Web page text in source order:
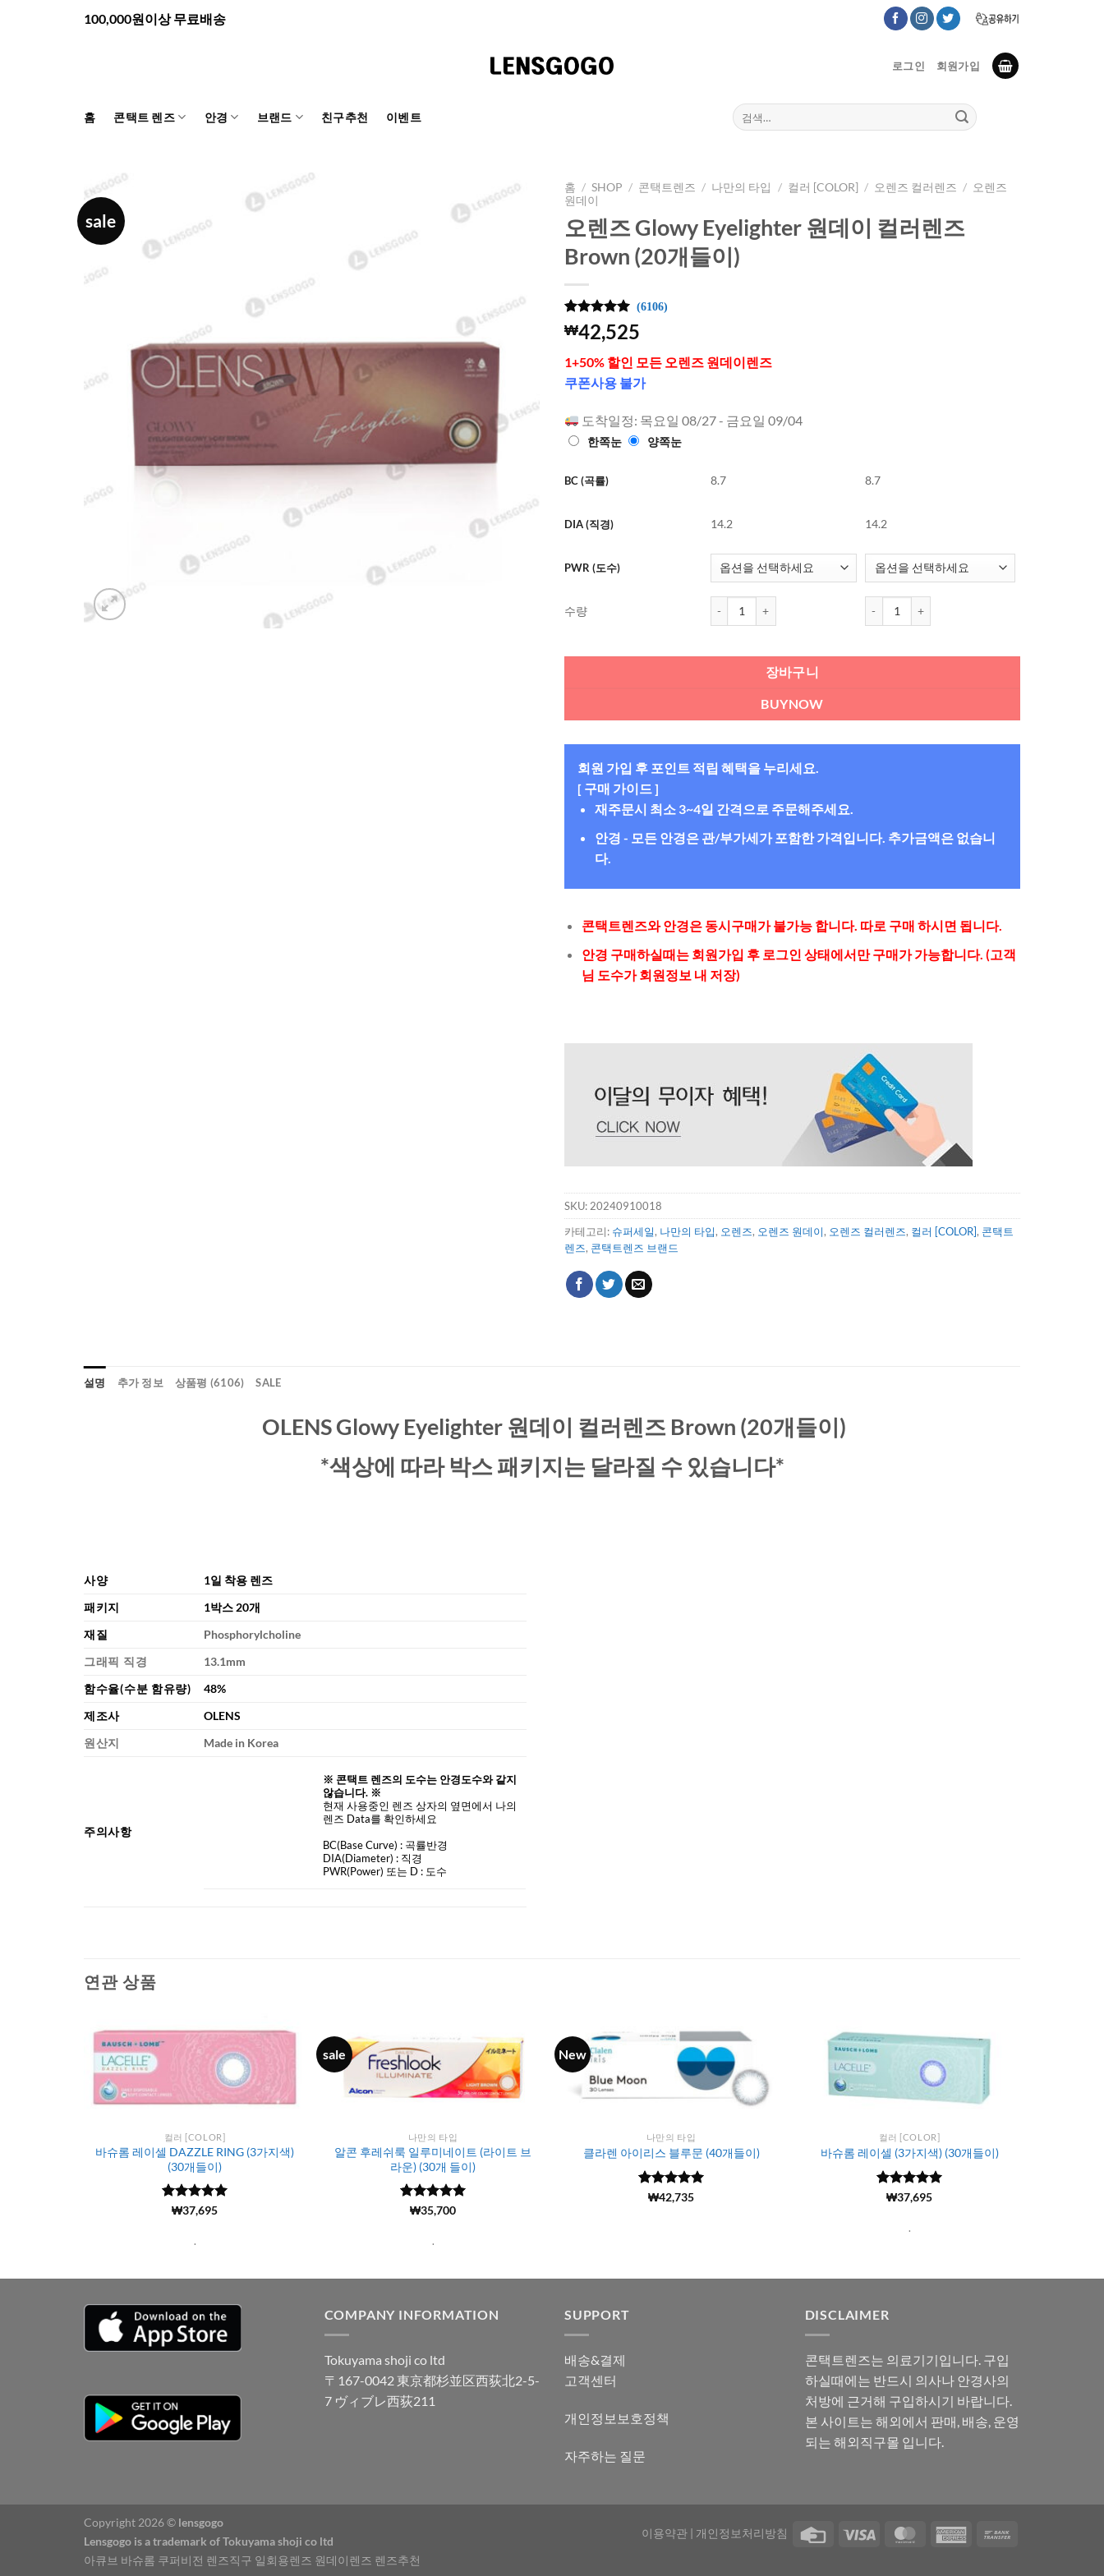
100,000원이상 무료배송
로그인 회원가입
홈 콘택트 렌즈 안경 브랜드 친구추천 이벤트
검
색:
sale
홈 / SHOP / 콘택트렌즈 / 나만의 타입 / 컬러 [COLOR] / 오렌즈 컬러렌즈 / 오렌즈
원데이
오렌즈 Glowy Eyelighter 원데이 컬러렌즈
Brown (20개들이)
4.99개의
고객 평가
로 5점 만
점에
6106
점으
로 평가됨
(6106)
₩42,525
1+50% 할인 모든 오렌즈 원데이렌즈
쿠폰사용 불가
도착일정: 목요일 08/27 - 금요일 09/04
한쪽눈 양쪽눈
BC (곡률) 8.7
DIA (직경) 14.2
PWR (도수)
수량
오렌즈 Glowy Eyelighter 원데이 컬러렌즈 Brown (20개들이) 수량
8.7
14.2
오렌즈 Glowy Eyelighter 원데이 컬러렌즈 Brown
장바구니
BUYNOW
회원 가입 후 포인트 적립 혜택을 누리세요.
[ 구매 가이드 ]
재주문시 최소 3~4일 간격으로 주문해주세요.
안경 - 모든 안경은 관/부가세가 포함한 가격입니다. 추가금액은 없습니
다.
콘택트렌즈와 안경은 동시구매가 불가능 합니다. 따로 구매 하시면 됩니다.
안경 구매하실때는 회원가입 후 로그인 상태에서만 구매가 가능합니다. (고객
님 도수가 회원정보 내 저장)
SKU: 20240910018
카테고리: 슈퍼세일, 나만의 타입, 오렌즈, 오렌즈 원데이, 오렌즈 컬러렌즈, 컬러 [COLOR], 콘택트
렌즈, 콘택트렌즈 브랜드
설명 추가 정보 상품평 (6106) SALE
OLENS Glowy Eyelighter 원데이 컬러렌즈 Brown (20개들이)
*색상에 따라 박스 패키지는 달라질 수 있습니다*
사양
1일 착용 렌즈
패키지
1박스 20개
재질
Phosphorylcholine
그래픽 직경
13.1mm
함수율(수분 함유량)
48%
제조사
OLENS
원산지
Made in Korea
주의사항
※ 콘택트 렌즈의 도수는 안경도수와 같지
않습니다. ※
현재 사용중인 렌즈 상자의 옆면에서 나의
렌즈 Data를 확인하세요
BC(Base Curve) : 곡률반경
DIA(Diameter) : 직경
PWR(Power) 또는 D : 도수
연관 상품
컬러 [COLOR]
바슈롬 레이셀 DAZZLE RING (3가지색)
(30개들이)
5 중에서
(66)
₩37,695
.
sale
나만의 타입
알콘 후레쉬룩 일루미네이트 (라이트 브
라운) (30개 들이)
5 중에서
(814)
₩35,700
.
New
나만의 타입
클라렌 아이리스 블루문 (40개들이)
5 중에서
(204)
₩42,735
컬러 [COLOR]
바슈롬 레이셀 (3가지색) (30개들이)
5 중에서
(44)
₩37,695
.
COMPANY INFORMATION
Tokuyama shoji co ltd
〒167-0042 東京都杉並区西荻北2-5-
7 ヴィブレ西荻211
SUPPORT
배송&결제
고객센터
개인정보보호정책
자주하는 질문
DISCLAIMER
콘택트렌즈는 의료기기입니다. 구입
하실때에는 반드시 의사나 안경사의
처방에 근거해 구입하시기 바랍니다.
본 사이트는 해외에서 판매, 배송, 운영
되는 해외직구몰 입니다.
이용약관 | 개인정보처리방침
Copyright 2026 © lensgogo
Lensgogo is a trademark of Tokuyama shoji co ltd
아큐브 바슈롬 쿠퍼비전 렌즈직구 일회용렌즈 원데이렌즈 렌즈추천